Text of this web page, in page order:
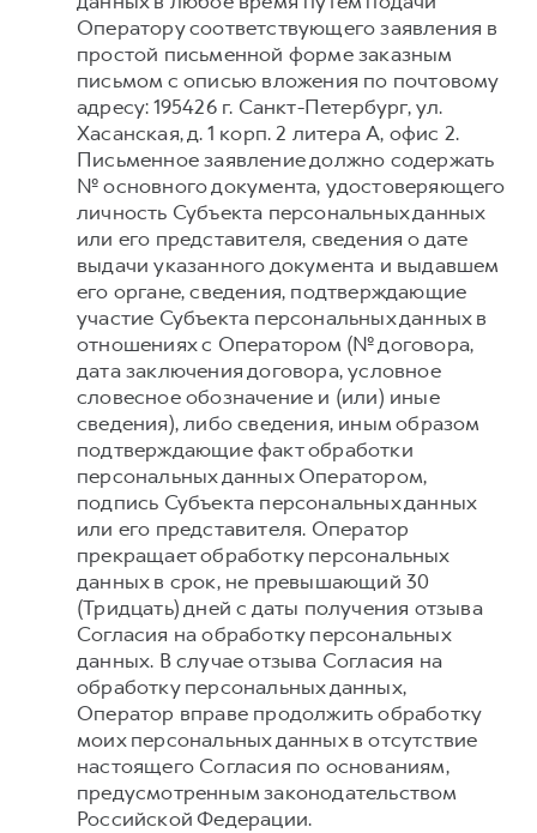
Оператору соответствующего заявления в
простой письменной форме заказным
письмом с описью вложения по почтовому
адресу: 195426 г. Санкт-Петербург, ул.
Хасанская, д. 1 корп. 2 литера А, офис 2.
Письменное заявление должно содержать
№ основного документа, удостоверяющего
личность Субъекта персональных данных
или его представителя, сведения о дате
выдачи указанного документа и выдавшем
его органе, сведения, подтверждающие
участие Субъекта персональных данных в
отношениях с Оператором (№ договора,
дата заключения договора, условное
словесное обозначение и (или) иные
сведения), либо сведения, иным образом
подтверждающие факт обработки
персональных данных Оператором,
подпись Субъекта персональных данных
или его представителя. Оператор
прекращает обработку персональных
данных в срок, не превышающий 30
(Тридцать) дней с даты получения отзыва
Согласия на обработку персональных
данных. В случае отзыва Согласия на
обработку персональных данных,
Оператор вправе продолжить обработку
моих персональных данных в отсутствие
настоящего Согласия по основаниям,
предусмотренным законодательством
Российской Федерации.